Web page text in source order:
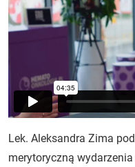
Lek. Aleksandra Zima
merytoryczną